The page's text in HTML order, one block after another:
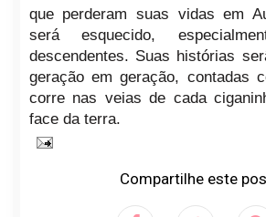
que perderam suas vidas em
será esquecido,
descendentes. Suas histórias
geração em geração, contadas
corre nas veias de cada
face da terra.
Compartilhe este